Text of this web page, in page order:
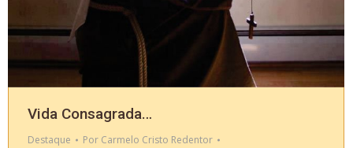
Vida Consagrada…
Destaque Por Carmelo Cristo Redentor